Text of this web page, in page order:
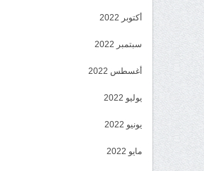
أكتوبر 2022
سبتمبر 2022
أغسطس 2022
يوليو 2022
يونيو 2022
مايو 2022